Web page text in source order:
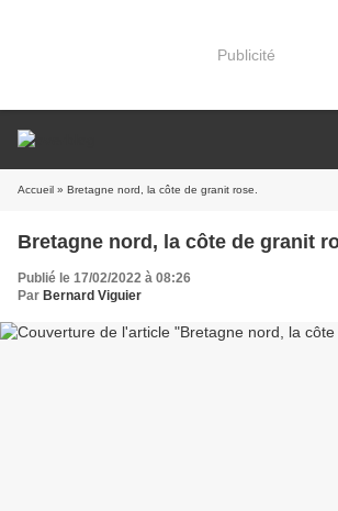
Publicité
Accueil » Bretagne nord, la côte de granit rose.
Bretagne nord, la côte de granit
Publié le 17/02/2022 à 08:26
Par Bernard Viguier